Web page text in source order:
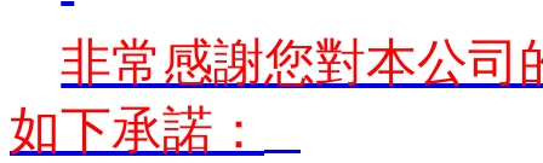
非常感謝您對本公司
如下承諾：